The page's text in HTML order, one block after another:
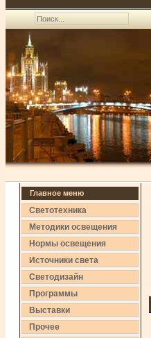
Главное меню
Светотехника
Методики освещения
Нормы освещения
Источники света
Светодизайн
Программы
Выставки
Прочее